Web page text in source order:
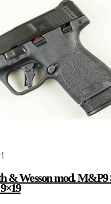
& Wesson mod. M&P9